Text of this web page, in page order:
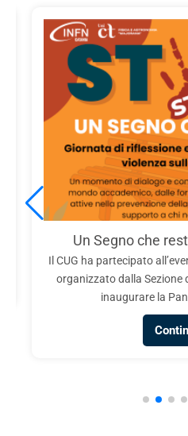
Un Segno che
Il CUG ha partecipato
organizzato dalla Sezione
inaugurare la